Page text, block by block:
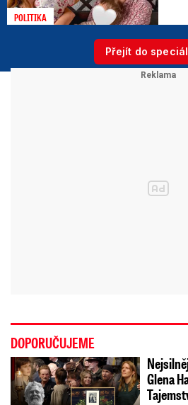
POLITIKA
Přejít do
DOPORUČUJEME
Glena